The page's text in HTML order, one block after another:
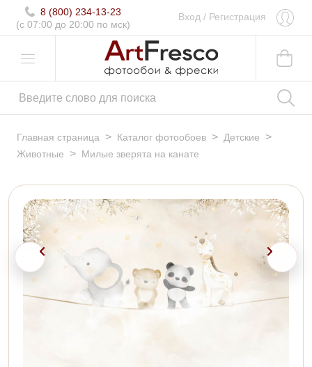
8 (800) 234-13-23
(c 07:00 до 20:00 по мск)
Вход / Регистрация
Главная страница > Каталог фотообоев > Детские >
Животные > Милые зверята на канате